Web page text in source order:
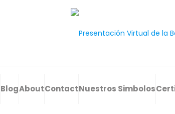
BlogAboutContactNuestros Simbolos